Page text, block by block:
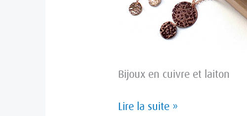
Bijoux en cuivre et laiton
Lire la suite »